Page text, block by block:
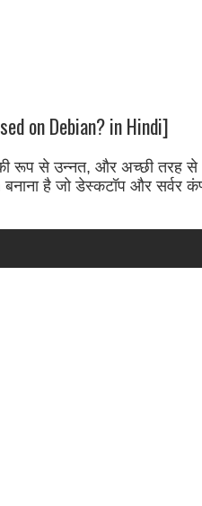
on Debian? in Hindi]
रूप से उन्नत, और अच्छी तरह
है जो डेस्कटॉप और सर्वर